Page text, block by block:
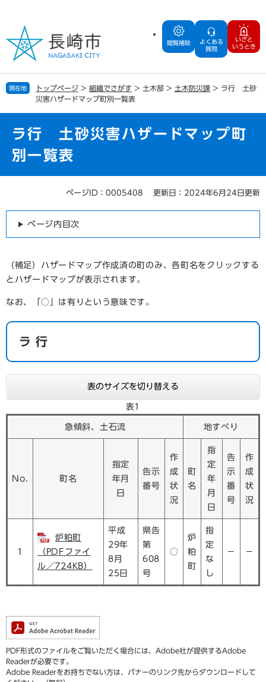
の
で
す
ー
ば
し
閲覧補助
よくある
質問
いざと
いうとき
現在地 トップページ > 組織でさがす > 土木部 > 土木防災課 > ラ行 土砂
災害ハザードマップ町別一覧表
ラ行 土砂災害ハザードマップ町
別一覧表
ページID：0005408 更新日：2024年6月24日更新
ページ内目次
（補足）ハザードマップ作成済の町のみ、各町名をクリックする
とハザードマップが表示されます。
なお、「○」は有りという意味です。
ラ 行
表のサイズを切り替える
表1
急傾斜、土石流 地すべり
No. 町名
指定
年月
日
告示
番号
作
成
状
況
町
名
指
定
年
月
日
告
示
番
号
作
成
状
況
1
炉粕町
（PDFファイ
ル／724KB）
平成
29年
8月
25日
県告
第
608
号
○
炉
粕
町
指
定
な
し
－ －
PDF形式のファイルをご覧いただく場合には、Adobe社が提供するAdobe
Readerが必要です。
Adobe Readerをお持ちでない方は、バナーのリンク先からダウンロードして